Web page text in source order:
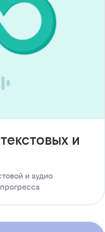
и
и аудио